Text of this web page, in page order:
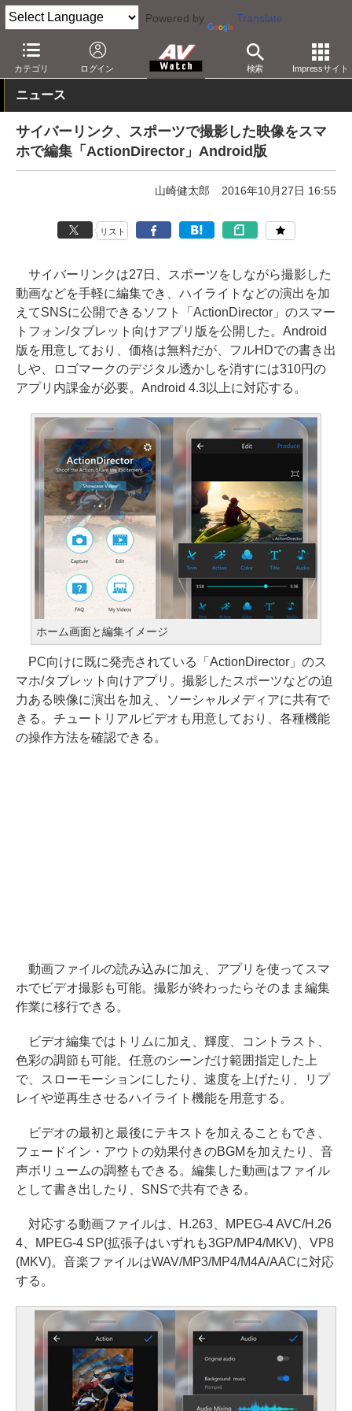
Powered by Translate
カテゴリ ログイン 検索 Impressサイト
AV Watch 製品 アプリ/ソフトウェア
ニュース
サイバーリンク、スポーツで撮影した映像をスマ
ホで編集「ActionDirector」Android版
山崎健太郎 2016年10月27日 16:55
リスト
サイバーリンクは27日、スポーツをしながら撮影した
動画などを手軽に編集でき、ハイライトなどの演出を加
えてSNSに公開できるソフト「ActionDirector」のスマー
トフォン/タブレット向けアプリ版を公開した。Android
版を用意しており、価格は無料だが、フルHDでの書き出
しや、ロゴマークのデジタル透かしを消すには310円の
アプリ内課金が必要。Android 4.3以上に対応する。
ホーム画面と編集イメージ
PC向けに既に発売されている「ActionDirector」のス
マホ/タブレット向けアプリ。撮影したスポーツなどの迫
力ある映像に演出を加え、ソーシャルメディアに共有で
きる。チュートリアルビデオも用意しており、各種機能
の操作方法を確認できる。
動画ファイルの読み込みに加え、アプリを使ってスマ
ホでビデオ撮影も可能。撮影が終わったらそのまま編集
作業に移行できる。
ビデオ編集ではトリムに加え、輝度、コントラスト、
色彩の調節も可能。任意のシーンだけ範囲指定した上
で、スローモーションにしたり、速度を上げたり、リプ
レイや逆再生させるハイライト機能を用意する。
ビデオの最初と最後にテキストを加えることもでき、
フェードイン・アウトの効果付きのBGMを加えたり、音
声ボリュームの調整もできる。編集した動画はファイル
として書き出したり、SNSで共有できる。
対応する動画ファイルは、H.263、MPEG-4 AVC/H.26
4、MPEG-4 SP(拡張子はいずれも3GP/MP4/MKV)、VP8
(MKV)。音楽ファイルはWAV/MP3/MP4/M4A/AACに対応
する。